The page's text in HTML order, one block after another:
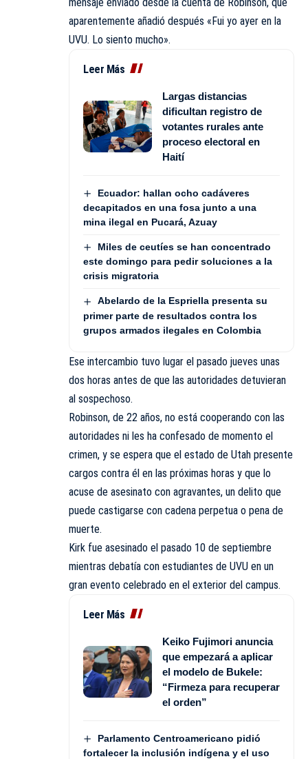
aparentemente añadió después «Fui yo ayer en la
UVU. Lo siento mucho».
Leer Más
Largas distancias
dificultan registro de
votantes rurales ante
proceso electoral en
Haití
Ecuador: hallan ocho cadáveres
decapitados en una fosa junto a una
mina ilegal en Pucará, Azuay
Miles de ceutíes se han concentrado
este domingo para pedir soluciones a la
crisis migratoria
Abelardo de la Espriella presenta su
primer parte de resultados contra los
grupos armados ilegales en Colombia
Ese intercambio tuvo lugar el pasado jueves unas
dos horas antes de que las autoridades detuvieran
al sospechoso.
Robinson, de 22 años, no está cooperando con las
autoridades ni les ha confesado de momento el
crimen, y se espera que el estado de Utah presente
cargos contra él en las próximas horas y que lo
acuse de asesinato con agravantes, un delito que
puede castigarse con cadena perpetua o pena de
muerte.
Kirk fue asesinado el pasado 10 de septiembre
mientras debatía con estudiantes de UVU en un
gran evento celebrado en el exterior del campus.
Leer Más
Keiko Fujimori anuncia
que empezará a aplicar
el modelo de Bukele:
“Firmeza para recuperar
el orden”
Parlamento Centroamericano pidió
fortalecer la inclusión indígena y el uso